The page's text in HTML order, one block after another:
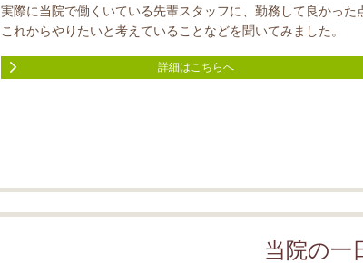
実際に当院で働くいている先輩スタッフに、勤務して良かった
これからやりたいと考えていることなどを聞いてみました。
詳細はこちらへ
当院の一